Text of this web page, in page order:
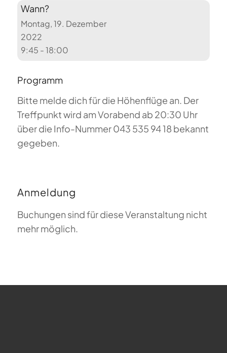
Wann?
Montag, 19. Dezember
2022
9:45 - 18:00
Programm
Bitte melde dich für die Höhenflüge an. Der
Treffpunkt wird am Vorabend ab 20:30 Uhr
über die Info-Nummer 043 535 94 18 bekannt
gegeben.
Anmeldung
Buchungen sind für diese Veranstaltung nicht
mehr möglich.